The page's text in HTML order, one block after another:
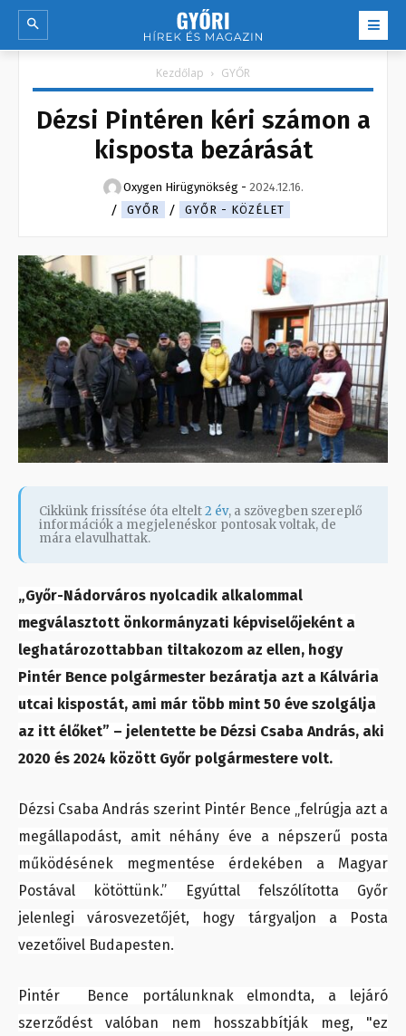
Kezdőlap GYŐR
Dézsi Pintéren kéri számon a
kisposta bezárását
Oxygen Hirügynökség - 2024.12.16.
GYŐR
GYŐR - KÖZÉLET
Cikkünk frissítése óta eltelt2 év, a szövegben szereplő
információk a megjelenéskor pontosak voltak, de
mára elavulhattak.
„Győr-Nádorváros nyolcadik alkalommal
megválasztott önkormányzati képviselőjeként a
leghatározottabban tiltakozom az ellen, hogy
Pintér Bence polgármester bezáratja azt a Kálvária
utcai kispostát, ami már több mint 50 éve szolgálja
az itt élőket” – jelentette be Dézsi Csaba András, aki
2020 és 2024 között Győr polgármestere volt.
Dézsi Csaba András szerint Pintér Bence „felrúgja azt a
megállapodást, amit néhány éve a népszerű posta
működésének megmentése érdekében a Magyar
Postával kötöttünk.” Egyúttal felszólította Győr
jelenlegi városvezetőjét, hogy tárgyaljon a Posta
vezetőivel Budapesten.
Pintér Bence portálunknak elmondta, a lejáró
szerződést valóban nem hosszabbítják meg, "ez